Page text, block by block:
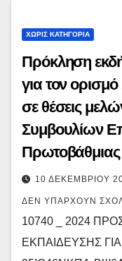
ΧΩΡΊΣ ΚΑΤΗΓΟΡΊΑ
Πρόκληση
για τον
σε θέσεις
Συμβουλίων
Πρωτοβάθμιας
Εκπαίδευσης
10 ΔΕΚΕΜΒΡΊΟΥ
ΔΕΝ ΥΠΆΡΧΟΥΝ
10740 _ 2024
ΕΚΠΑΙΔΕΥΣΗΣ